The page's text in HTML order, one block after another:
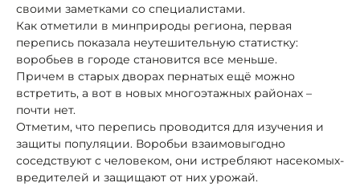
своими заметками со специалистами.
Как отметили в минприроды региона, первая
перепись показала неутешительную статистку:
воробьев в городе становится все меньше.
Причем в старых дворах пернатых ещё можно
встретить, а вот в новых многоэтажных районах –
почти нет.
Отметим, что перепись проводится для изучения и
защиты популяции. Воробьи взаимовыгодно
соседствуют с человеком, они истребляют насекомых-
вредителей и защищают от них урожай.